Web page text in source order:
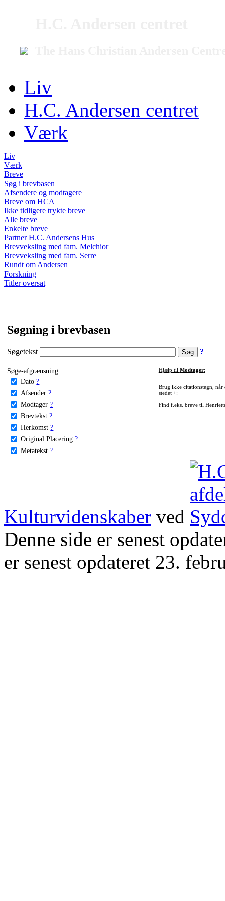
Liv
H.C. Andersen centret
Værk
Liv
Værk
Breve
Søg i brevbasen
Afsendere og modtagere
Breve om HCA
Ikke tidligere trykte breve
Alle breve
Enkelte breve
Partner H.C. Andersens Hus
Brevveksling med fam. Melchior
Brevveksling med fam. Serre
Rundt om Andersen
Forskning
Titler oversat
Søgning i brevbasen
Søgetekst ?
Søge-afgrænsning:
Dato ?
Afsender ?
Modtager ?
Brevtekst ?
Herkomst ?
Original Placering ?
Metatekst ?
Hjælp til Modtager:
Brug ikke citationstegn, når
stedet +:
Find f.eks. breve til
Kulturvidenskaber ved
Denne side er senest
er senest opdateret 23.